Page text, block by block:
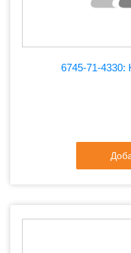
6745-71-4330: